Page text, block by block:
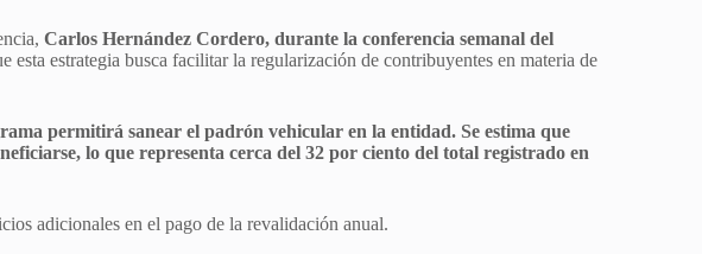
Carlos Hernández Cordero, durante la conferencia semanal del
esta estrategia busca facilitar la regularización de contribuyentes en materia de
permitirá sanear el padrón vehicular en la entidad. Se estima que
lo que representa cerca del 32 por ciento del total registrado en
adicionales en el pago de la revalidación anual.